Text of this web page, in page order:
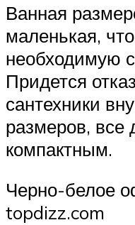
Ванная
маленькая,
необходимую
Придется
сантехники
размеров, все
компактным.
Черно-белое
topdizz.com